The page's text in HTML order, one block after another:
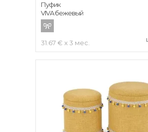
31.67 € x 3 мес.
Пуфик
VIVA бежевый